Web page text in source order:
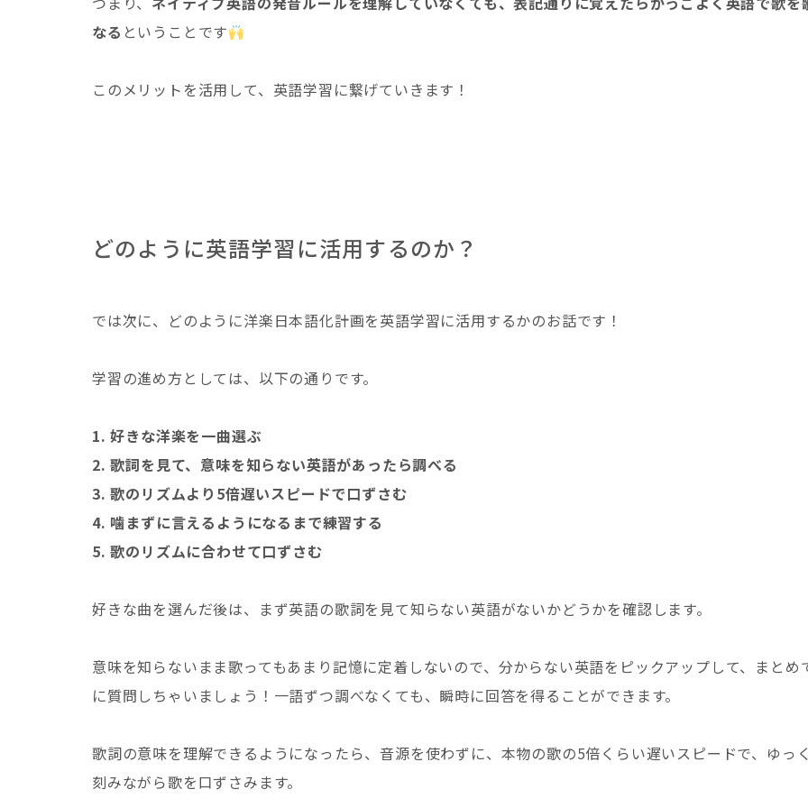
なる ということです
このメリットを活用して、英語学習に繋げていきます！
どのように英語学習に活用するのか？
では次に、どのように洋楽日本語化計画を英語学習に活用するかのお話です！
学習の進め方としては、以下の通りです。
1. 好きな洋楽を一曲選ぶ
2. 歌詞を見て、意味を知らない英語があったら調べる
3. 歌のリズムより5倍遅いスピードで口ずさむ
4. 噛まずに言えるようになるまで練習する
5. 歌のリズムに合わせて口ずさむ
好きな曲を選んだ後は、まず英語の歌詞を見て知らない英語がないかどうかを確認します。
意味を知らないまま歌ってもあまり記憶に定着しないので、分からない英語をピックアップして、まとめ
に質問しちゃいましょう！一語ずつ調べなくても、瞬時に回答を得ることができます。
歌詞の意味を理解できるようになったら、音源を使わずに、本物の歌の5倍くらい遅いスピードで、ゆっ
刻みながら歌を口ずさみます。